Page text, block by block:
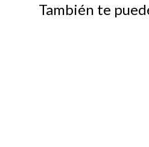
También te